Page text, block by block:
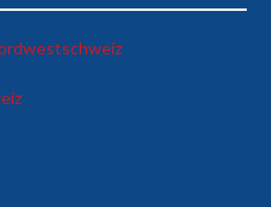
:
: